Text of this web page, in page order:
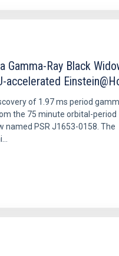
Gamma-Ray Black
accelerated
of 1.97 ms period
the 75 minute orbital-period
named PSR J1653-0158. The